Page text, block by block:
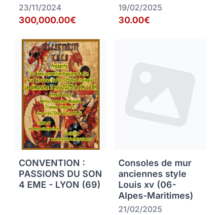
23/11/2024
300,000.00€
19/02/2025
30.00€
CONVENTION :
PASSIONS DU SON
4 EME - LYON (69)
Consoles de mur
anciennes style
Louis xv (06-
Alpes-Maritimes)
21/02/2025